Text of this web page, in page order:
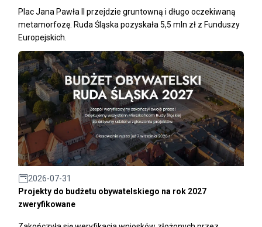
Plac Jana Pawła II przejdzie gruntowną i długo oczekiwaną
metamorfozę. Ruda Śląska pozyskała 5,5 mln zł z Funduszy
Europejskich.
2026-07-31
Projekty do budżetu obywatelskiego na rok 2027
zweryfikowane